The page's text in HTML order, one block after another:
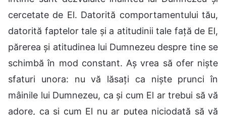
cercetate de El. Datorită comportamentului tău,
datorită faptelor tale și a atitudinii tale față de El,
părerea și atitudinea lui Dumnezeu despre tine se
schimbă în mod constant. Aș vrea să ofer niște
sfaturi unora: nu vă lăsați ca niște prunci în
mâinile lui Dumnezeu, ca și cum El ar trebui să vă
adore, ca și cum El nu ar putea niciodată să vă